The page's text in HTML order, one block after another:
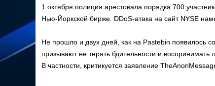
1 октября полиция арестовала порядка 700
Нью-Йоркской бирже. DDoS-атака на сайт NYSE
Не прошло и двух дней, как на Pastebin появилось
призывают не терять бдительности и
В частности, критикуется заявление